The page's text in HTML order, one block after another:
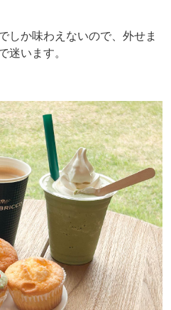
しか味わえないので、外せま
います。